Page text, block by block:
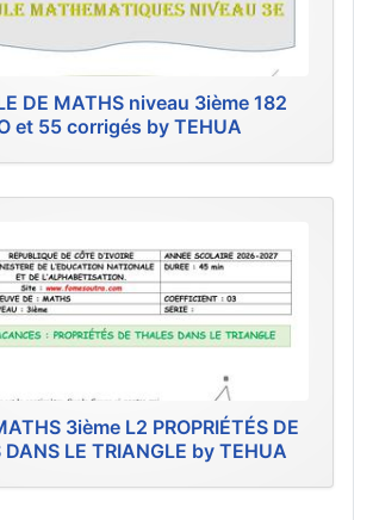
DE MATHS niveau 3ième 182
et 55 corrigés by TEHUA
3ième L2 PROPRIÉTÉS DE
LE TRIANGLE by TEHUA